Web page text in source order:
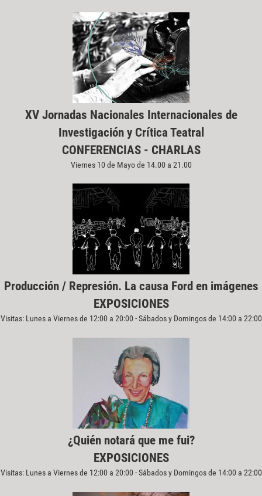
XV Jornadas Nacionales Internacionales de
Investigación y Crítica Teatral
CONFERENCIAS - CHARLAS
Viernes 10 de Mayo de 14.00 a 21.00
Producción / Represión. La causa Ford en imágenes
EXPOSICIONES
Visitas: Lunes a Viernes de 12:00 a 20:00 - Sábados y Domingos de 14:00 a 22:00
¿Quién notará que me fui?
EXPOSICIONES
Visitas: Lunes a Viernes de 12:00 a 20:00 - Sábados y Domingos de 14:00 a 22:00